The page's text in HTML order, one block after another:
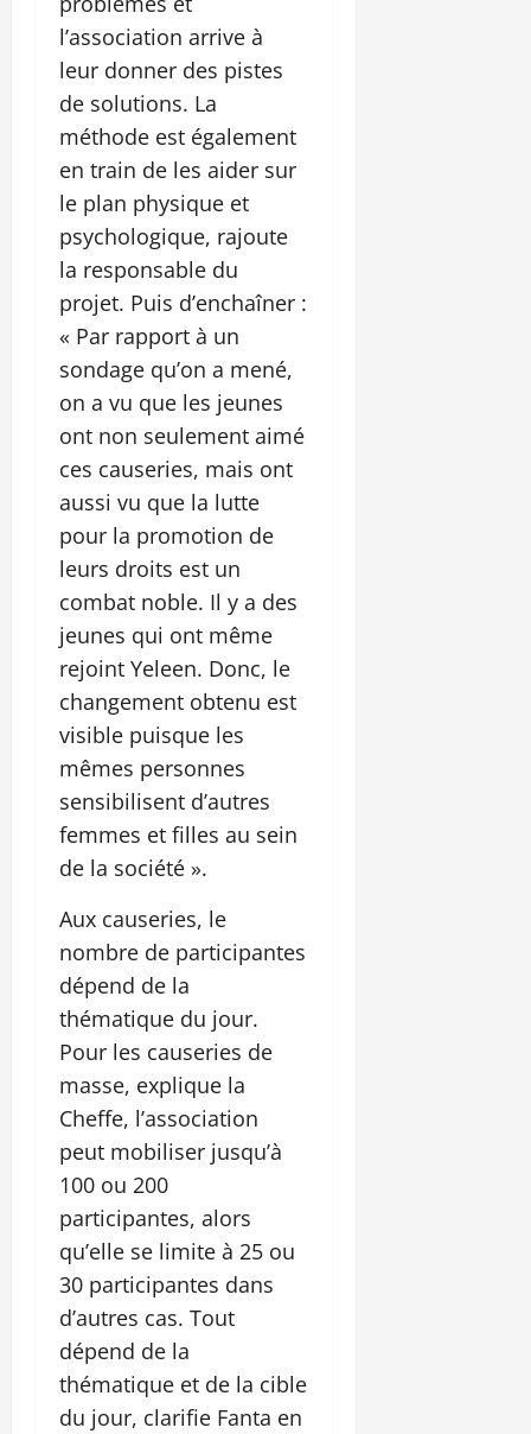
l’association arrive à
leur donner des pistes
de solutions. La
méthode est également
en train de les aider sur
le plan physique et
psychologique, rajoute
la responsable du
projet. Puis d’enchaîner :
« Par rapport à un
sondage qu’on a mené,
on a vu que les jeunes
ont non seulement aimé
ces causeries, mais ont
aussi vu que la lutte
pour la promotion de
leurs droits est un
combat noble. Il y a des
jeunes qui ont même
rejoint Yeleen. Donc, le
changement obtenu est
visible puisque les
mêmes personnes
sensibilisent d’autres
femmes et filles au sein
de la société ».
Aux causeries, le
nombre de participantes
dépend de la
thématique du jour.
Pour les causeries de
masse, explique la
Cheffe, l’association
peut mobiliser jusqu’à
100 ou 200
participantes, alors
qu’elle se limite à 25 ou
30 participantes dans
d’autres cas. Tout
dépend de la
thématique et de la cible
du jour, clarifie Fanta en